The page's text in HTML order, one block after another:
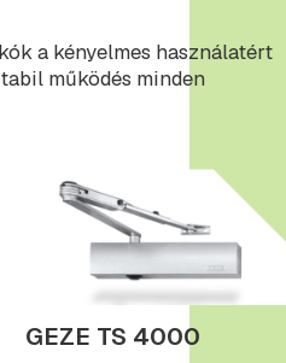
a kényelmes használatért
működés minden
GEZE TS 4000